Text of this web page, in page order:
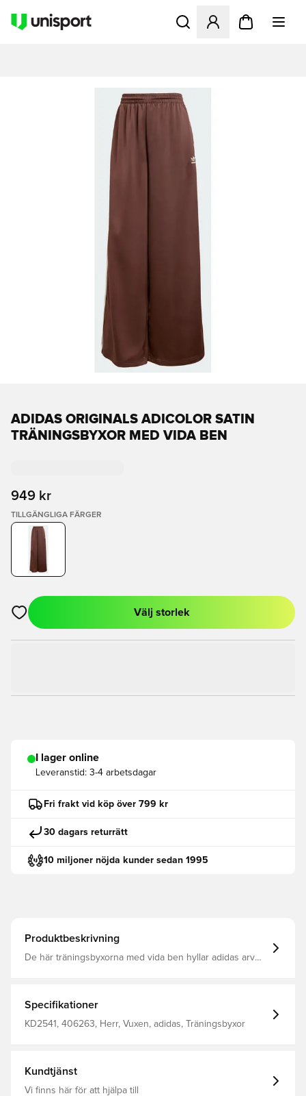
Öppnar en Modal för att
ADIDAS ORIGINALS ADICOLOR SATIN
TRÄNINGSBYXOR MED VIDA BEN
949 kr
TILLGÄNGLIGA FÄRGER
Öppnar en Modal för att logga in eller registrera dig som
Välj storlek
I lager online
Leveranstid: 3-4 arbetsdagar
Fri frakt vid köp över 799 kr
30 dagars returrätt
10 miljoner nöjda kunder sedan 1995
Produktbeskrivning
De här träningsbyxorna med vida ben hyllar adidas arv
känsla av elegans, perfekta för en utekväll eller en
avslappnad brunch. Klassiska 3-Stripes löper längs med
sidorna och skapar en tidlös look. Lös passform Elastisk
Specifikationer
KD2541, 406263, Herr, Vuxen, adidas, Träningsbyxor
Kundtjänst
Vi finns här för att hjälpa till